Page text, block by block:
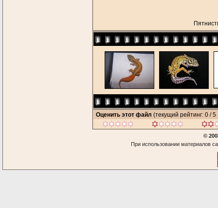
Оценить этот файл (текущий рейтинг: 0 / 5
©
При использовании материалов